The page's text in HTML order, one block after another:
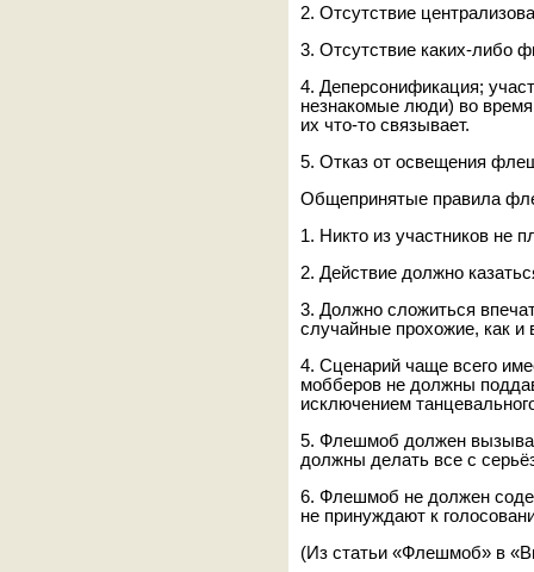
2. Отсутствие
3. Отсутствие каких-либо
4. Деперсонификация;
незнакомые люди) во
их что-то связывает.
5. Отказ от освещения
Общепринятые правила
1. Никто из участников не
2. Действие должно
3. Должно сложиться
случайные прохожие, как и
4. Сценарий чаще всего
мобберов не должны
исключением
5. Флешмоб должен
должны делать все с
6. Флешмоб не должен
не принуждают к
(Из статьи «Флешмоб» в